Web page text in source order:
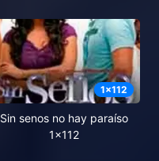
1x112
Sin senos no hay paraíso
1x112